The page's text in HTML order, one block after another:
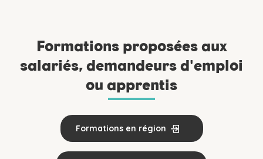
Formations proposées aux
salariés, demandeurs d'emploi
ou apprentis
Formations en région